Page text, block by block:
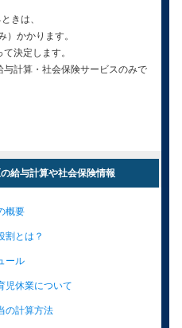
きは、
）かかります。
決定します。
計算・社会保険サービスのみで
給与計算や社会保険情報
概要
割とは？
ール
児休業について
の計算方法